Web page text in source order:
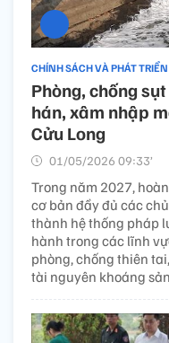
CHÍNH SÁCH VÀ PHÁT TRIỂN
Phòng, chống
hán, xâm nhập
Cửu Long
01/05/2026 09:33’
Trong năm 2027,
cơ bản đầy đủ các
thành hệ thống pháp
hành trong các lĩnh
phòng, chống thiên
tài nguyên khoáng